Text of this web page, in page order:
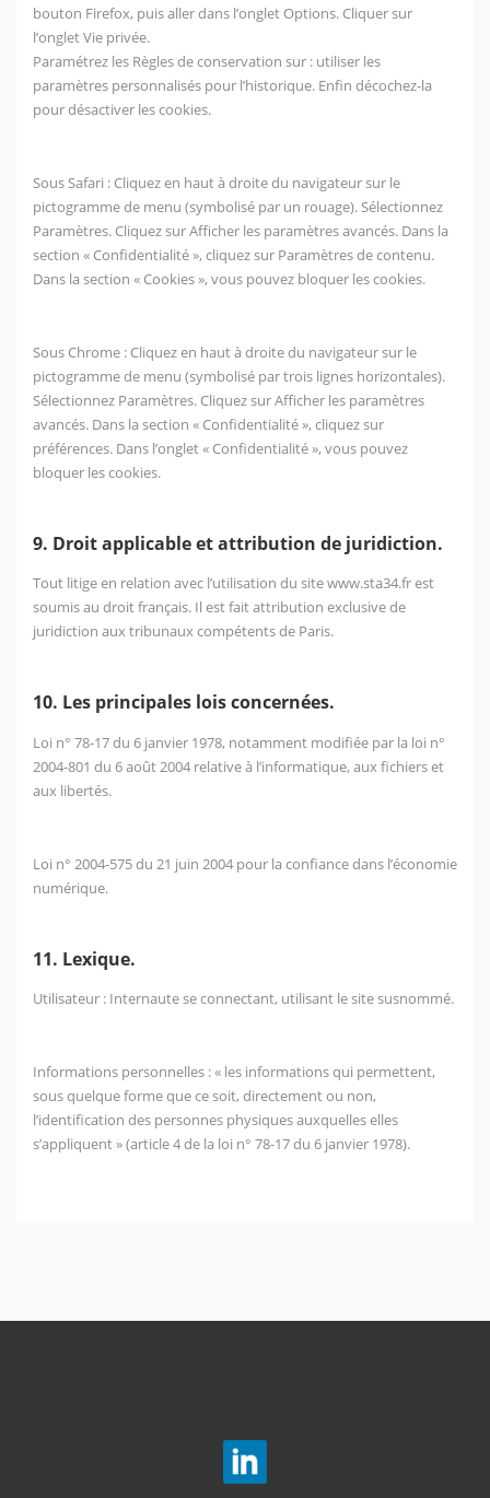
bouton Firefox, puis aller dans l’onglet Options. Cliquer sur
l’onglet Vie privée.
Paramétrez les Règles de conservation sur : utiliser les
paramètres personnalisés pour l’historique. Enfin décochez-la
pour désactiver les cookies.
Sous Safari : Cliquez en haut à droite du navigateur sur le
pictogramme de menu (symbolisé par un rouage). Sélectionnez
Paramètres. Cliquez sur Afficher les paramètres avancés. Dans la
section « Confidentialité », cliquez sur Paramètres de contenu.
Dans la section « Cookies », vous pouvez bloquer les cookies.
Sous Chrome : Cliquez en haut à droite du navigateur sur le
pictogramme de menu (symbolisé par trois lignes horizontales).
Sélectionnez Paramètres. Cliquez sur Afficher les paramètres
avancés. Dans la section « Confidentialité », cliquez sur
préférences. Dans l’onglet « Confidentialité », vous pouvez
bloquer les cookies.
9. Droit applicable et attribution de juridiction.
Tout litige en relation avec l’utilisation du sitewww.sta34.frest
soumis au droit français. Il est fait attribution exclusive de
juridiction aux tribunaux compétents de Paris.
10. Les principales lois concernées.
Loi n° 78-17 du 6 janvier 1978, notamment modifiée par la loi n°
2004-801 du 6 août 2004 relative à l’informatique, aux fichiers et
aux libertés.
Loi n° 2004-575 du 21 juin 2004 pour la confiance dans l’économie
numérique.
11. Lexique.
Utilisateur : Internaute se connectant, utilisant le site susnommé.
Informations personnelles : « les informations qui permettent,
sous quelque forme que ce soit, directement ou non,
l’identification des personnes physiques auxquelles elles
s’appliquent » (article 4 de la loi n° 78-17 du 6 janvier 1978).